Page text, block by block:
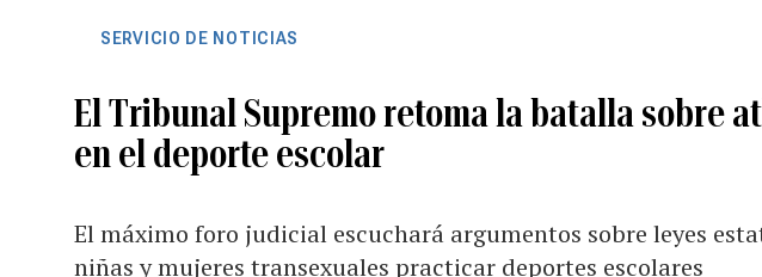
SERVICIO DE NOTICIAS
El Tribunal Supremo retoma la batalla sobre
en el deporte escolar
El máximo foro judicial escuchará argumentos sobre leyes
niñas y mujeres transexuales practicar deportes escolares